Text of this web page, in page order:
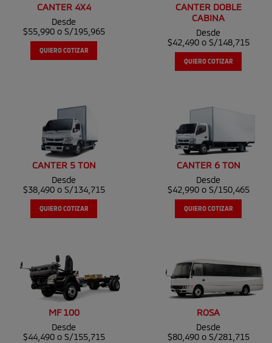
CANTER 4X4
Desde
$55,990 o S/195,965
QUIERO COTIZAR
CANTER DOBLE
CABINA
Desde
$42,490 o S/148,715
QUIERO COTIZAR
CANTER 5 TON
Desde
$38,490 o S/134,715
QUIERO COTIZAR
CANTER 6 TON
Desde
$42,990 o S/150,465
QUIERO COTIZAR
MF 100
Desde
$44,490 o S/155,715
ROSA
Desde
$80,490 o S/281,715